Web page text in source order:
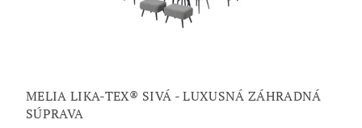
MELIA LIKA-TEX® SIVÁ - LUXUSNÁ ZÁHRADNÁ
SÚPRAVA